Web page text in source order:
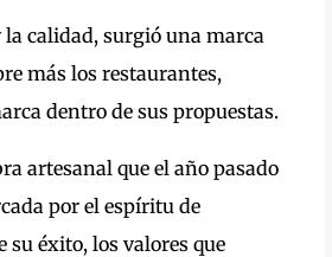
calidad, surgió una marca
más los restaurantes,
dentro de sus propuestas.
artesanal que el año pasado
por el espíritu de
su éxito, los valores que